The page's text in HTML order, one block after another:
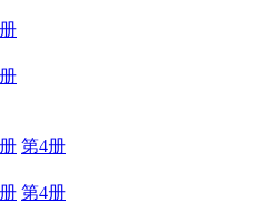
第4册
第4册